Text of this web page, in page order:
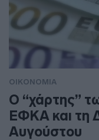
ΟΙΚΟΝΟΜΙΑ
Ο “χάρτης”
ΕΦΚΑ και τη
Αυγούστου